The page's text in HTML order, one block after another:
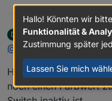
D
Offline
dos1973schrieb am22.
zuletzt editiert
@
Scrounger
Hi, kurze Frage, gibt/
noch einen Farbwert
Hallo! Könnten wir
Funktionalität &
Zustimmung später
Lassen Sie mich